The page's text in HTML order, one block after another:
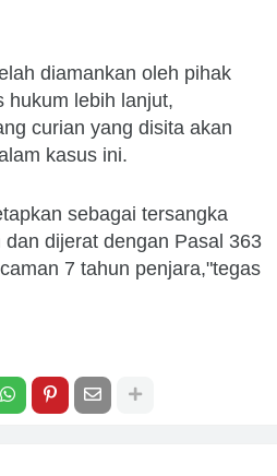
diamankan oleh pihak
hukum lebih lanjut,
curian yang disita akan
kasus ini.
sebagai tersangka
dijerat dengan Pasal 363
7 tahun penjara,"tegas